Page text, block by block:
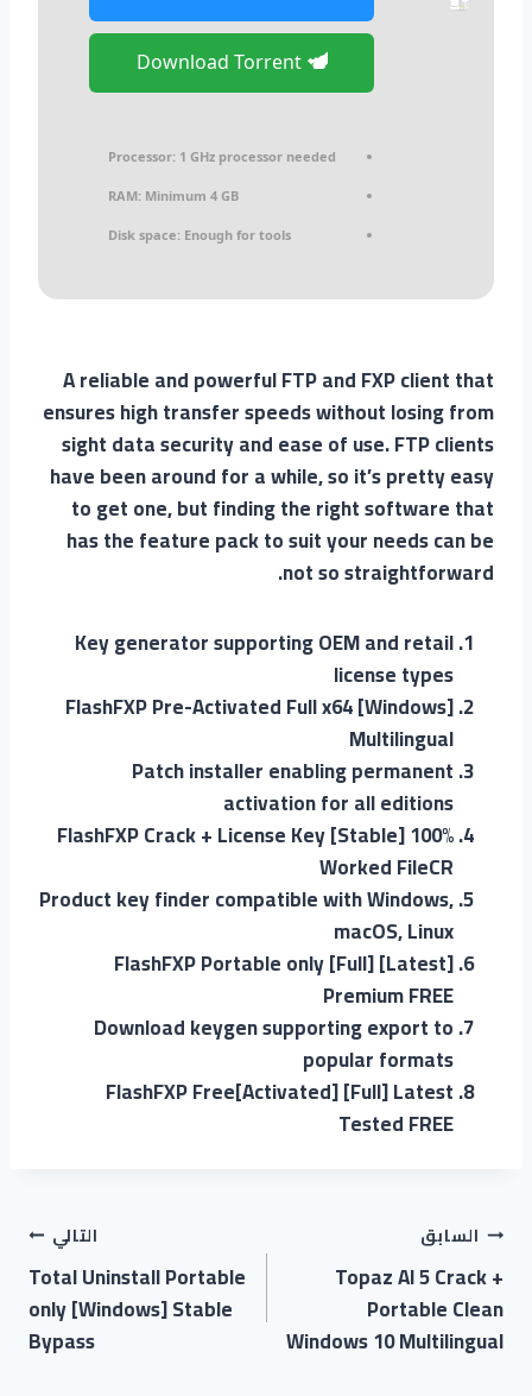
Download Torrent
Processor: 1 GHz processor needed
RAM: Minimum 4 GB
Disk space: Enough for tools
A reliable and powerful FTP and FXP client that
ensures high transfer speeds without losing from
sight data security and ease of use. FTP clients
have been around for a while, so it’s pretty easy
to get one, but finding the right software that
has the feature pack to suit your needs can be
not so straightforward.
Key generator supporting OEM and retail
license types
FlashFXP Pre-Activated Full x64 [Windows]
Multilingual
Patch installer enabling permanent
activation for all editions
FlashFXP Crack + License Key [Stable] 100%
Worked FileCR
Product key finder compatible with Windows,
macOS, Linux
FlashFXP Portable only [Full] [Latest]
Premium FREE
Download keygen supporting export to
popular formats
FlashFXP Free[Activated] [Full] Latest
Tested FREE
السابق
Topaz AI 5 Crack +
Portable Clean
Windows 10 Multilingual
التالي
Total Uninstall Portable
only [Windows] Stable
Bypass